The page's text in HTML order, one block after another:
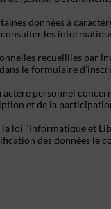
données à
les
recueillies par
le formulaire
personnel
et de la
loi "Informatique et
des données le